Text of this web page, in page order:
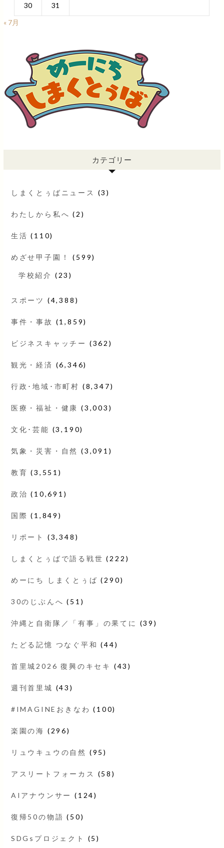
30
31
« 7月
カテゴリー
しまくとぅばニュース (3)
わたしから私へ (2)
生活 (110)
めざせ甲子園！ (599)
学校紹介 (23)
スポーツ (4,388)
事件・事故 (1,859)
ビジネスキャッチー (362)
観光・経済 (6,346)
行政･地域･市町村 (8,347)
医療・福祉・健康 (3,003)
文化･芸能 (3,190)
気象・災害・自然 (3,091)
教育 (3,551)
政治 (10,691)
国際 (1,849)
リポート (3,348)
しまくとぅばで語る戦世 (222)
めーにち しまくとぅば (290)
30のじぶんへ (51)
沖縄と自衛隊／「有事」の果てに (39)
たどる記憶 つなぐ平和 (44)
首里城2026 復興のキセキ (43)
週刊首里城 (43)
#IMAGINEおきなわ (100)
楽園の海 (296)
リュウキュウの自然 (95)
アスリートフォーカス (58)
AIアナウンサー (124)
復帰50の物語 (50)
SDGsプロジェクト (5)